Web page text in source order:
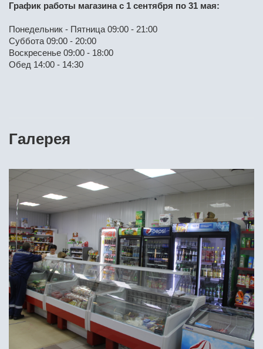
График работы магазина с 1 сентября по 31 мая:
Понедельник - Пятница 09:00 - 21:00
Суббота 09:00 - 20:00
Воскресенье 09:00 - 18:00
Обед 14:00 - 14:30
Галерея